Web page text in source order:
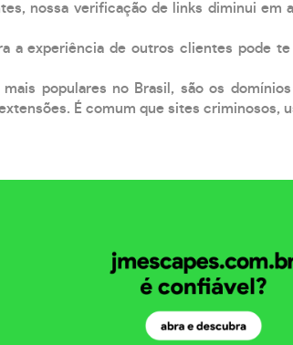
nossa verificação de links diminui
a experiência de outros clientes pode
populares no Brasil, são os
É comum que sites criminosos,